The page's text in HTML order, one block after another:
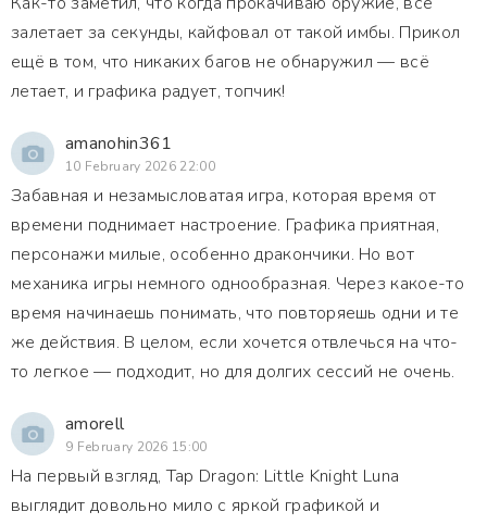
залетает за секунды, кайфовал от такой имбы. Прикол
ещё в том, что никаких багов не обнаружил — всё
летает, и графика радует, топчик!
amanohin361
10 February 2026 22:00
Забавная и незамысловатая игра, которая время от
времени поднимает настроение. Графика приятная,
персонажи милые, особенно дракончики. Но вот
механика игры немного однообразная. Через какое-то
время начинаешь понимать, что повторяешь одни и те
же действия. В целом, если хочется отвлечься на что-
то легкое — подходит, но для долгих сессий не очень.
amorell
9 February 2026 15:00
На первый взгляд, Tap Dragon: Little Knight Luna
выглядит довольно мило с яркой графикой и